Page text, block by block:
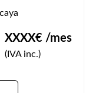
XXXX€ /mes
(IVA inc.)